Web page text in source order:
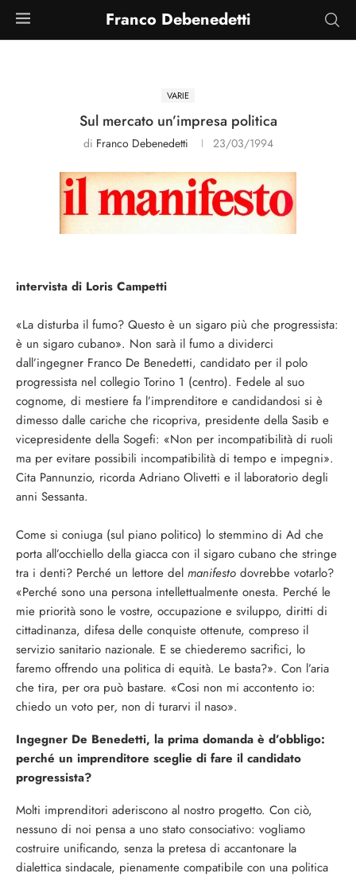
Franco Debenedetti
VARIE
Sul mercato un’impresa politica
di Franco Debenedetti 23/03/1994
intervista di Loris Campetti
«La disturba il fumo? Questo è un sigaro più che progressista:
è un sigaro cubano». Non sarà il fumo a dividerci
dall’ingegner Franco De Benedetti, candidato per il polo
progressista nel colle­gio Torino 1 (centro). Fedele al suo
cognome, di mestiere fa l’imprenditore e candidandosi si è
dimesso dalle cariche che ri­copriva, presidente della Sasib e
vicepresidente della Sogefi: «Non per incompatibilità di ruoli
ma per evitare possibili in­compatibilità di tempo e impe­gni».
Cita Pannunzio, ricorda Adriano Olivetti e il laboratorio degli
anni Sessanta.
Come si co­niuga (sul piano politico) lo stemmino di Ad che
porta al­l’occhiello della giacca con il si­garo cubano che stringe
tra i denti? Perché un lettore del ma­nifesto dovrebbe votarlo?
«Per­ché sono una persona intellet­tualmente onesta. Perché le
mie priorità sono le vostre, occupa­zione e sviluppo, diritti di
cittadinanza, difesa delle conquiste ottenute, compreso il
servizio sanitario nazionale. E se chiede­remo sacrifici, lo
faremo offren­do una politica di equità. Le ba­sta?». Con l’aria
che tira, per ora può bastare. «Cosi non mi ac­contento io:
chiedo un voto per, non di turarvi il naso».
Ingegner De Benedetti, la prima domanda è d’obbligo:
perché un imprenditore sceglie di fare il candidato
progressista?
Molti imprenditori aderiscono al nostro progetto. Con ciò,
nessuno di noi pensa a uno stato consocia­tivo: vogliamo
costruire unifican­do, senza la pretesa di accantona­re la
dialettica sindacale, piena­mente compatibile con una politi­ca